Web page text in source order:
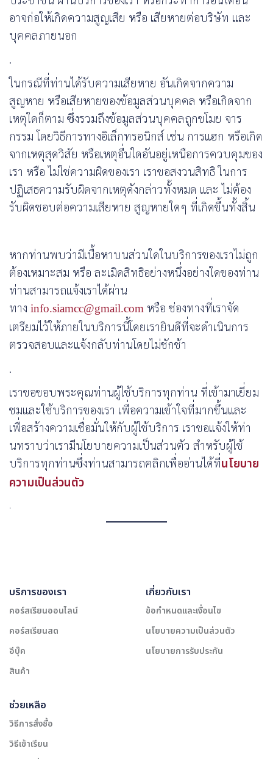
อาจก่อให้เกิดความสูญเสีย หรือ เสียหายต่อบริษัท และ
บุคคลภายนอก
.
ในกรณีที่ท่านได้รับความเสียหาย อันเกิดจากความ
สูญหาย หรือเสียหายของข้อมูลส่วนบุคคล หรือเกิดจาก
เหตุใดก็ตาม ซึ่งรวมถึงข้อมูลส่วนบุคคลถูกขโมย จาร
กรรม โดยวิธีการทางอิเล็กทรอนิกส์ เช่น การแฮก หรือเกิด
จากเหตุสุดวิสัย หรือเหตุอื่นใดอันอยู่เหนือการควบคุมของ
เรา หรือ ไม่ใช่ความผิดของเรา เราขอสงวนสิทธิ ในการ
ปฏิเสธความรับผิดจากเหตุดังกล่าวทั้งหมด และ ไม่ต้อง
รับผิดชอบต่อความเสียหาย สูญหายใดๆ ที่เกิดขึ้นทั้งสิ้น
หากท่านพบว่ามีเนื้อหาบนส่วนใดในบริการของเราไม่ถูก
ต้องเหมาะสม หรือ ละเมิดสิทธิอย่างหนึ่งอย่างใดของท่าน
ท่านสามารถแจ้งเราได้ผ่าน
ทาง info.siamcc@gmail.com หรือ ช่องทางที่เราจัด
เตรียมไว้ให้ภายในบริการนี้โดยเรายินดีที่จะดำเนินการ
ตรวจสอบและแจ้งกลับท่านโดยไม่ชักช้า
.
เราขอขอบพระคุณท่านผู้ใช้บริการทุกท่าน ที่เข้ามาเยี่ยม
ชมและใช้บริการของเรา เพื่อความเข้าใจที่มากขึ้นและ
เพื่อสร้างความเชื่อมั่นให้กับผู้ใช้บริการ เราขอแจ้งให้ท่า
นทราบว่าเรามีนโยบายความเป็นส่วนตัว สำหรับผู้ใช้
บริการทุกท่านซึ่งท่านสามารถคลิกเพื่ออ่านได้ที่นโยบาย
ความเป็นส่วนตัว
.
บริการของเรา
คอร์สเรียนออนไลน์
คอร์สเรียนสด
อีบุ๊ค
สินค้า
เกี่ยวกับเรา
ข้อกำหนดและเงื่อนไข
นโยบายความเป็นส่วนตัว
นโยบายการรับประกัน
ช่วยเหลือ
วิธีการสั่งซื้อ
วิธีเข้าเรียน